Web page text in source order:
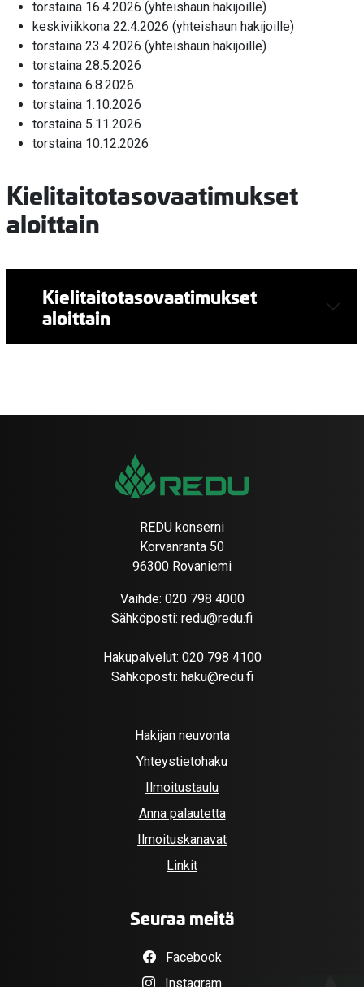
torstaina 16.4.2026 (yhteishaun hakijoille)
keskiviikkona 22.4.2026 (yhteishaun hakijoille)
torstaina 23.4.2026 (yhteishaun hakijoille)
torstaina 28.5.2026
torstaina 6.8.2026
torstaina 1.10.2026
torstaina 5.11.2026
torstaina 10.12.2026
Kielitaitotasovaatimukset
aloittain
Kielitaitotasovaatimukset
aloittain
REDU konserni
Korvanranta 50
96300 Rovaniemi
Vaihde: 020 798 4000
Sähköposti: redu@redu.fi
Hakupalvelut: 020 798 4100
Sähköposti: haku@redu.fi
Hakijan neuvonta
Yhteystietohaku
Ilmoitustaulu
Anna palautetta
Ilmoituskanavat
Linkit
Seuraa meitä
Facebook
Instagram